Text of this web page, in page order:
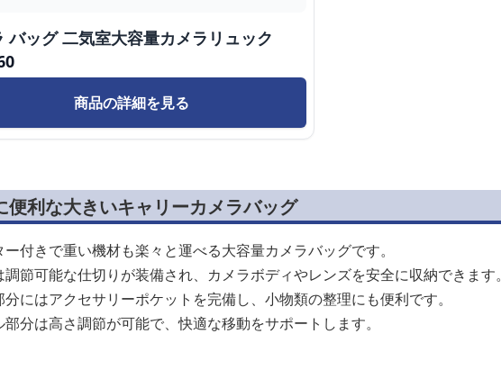
バッグ 二気室大容量カメラリュック
商品の詳細を見る
便利な大きいキャリーカメラバッグ
ー付きで重い機材も楽々と運べる大容量カメラバッグです。
調節可能な仕切りが装備され、カメラボディやレンズを安全に収納できます。
にはアクセサリーポケットを完備し、小物類の整理にも便利です。
分は高さ調節が可能で、快適な移動をサポートします。